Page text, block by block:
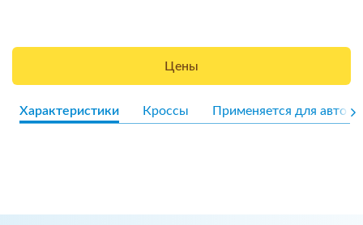
Цены
Характеристики Кроссы Применяется для авто